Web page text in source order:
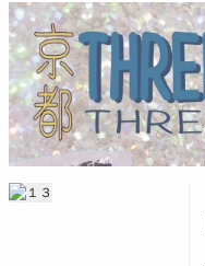
2017/5/30(TUE)~8/20(SUN)
2016.06.11(SAT)~START